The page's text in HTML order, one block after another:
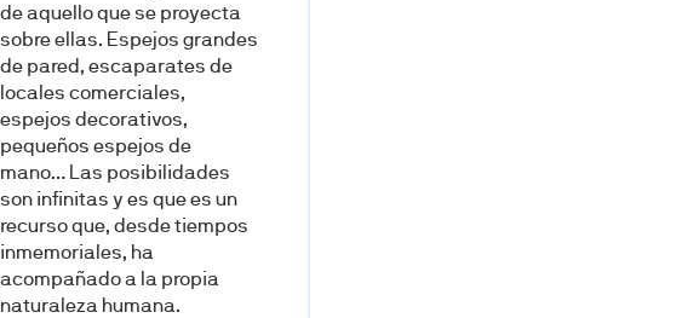
de aquello que se proyecta
sobre ellas. Espejos grandes
de pared, escaparates de
locales comerciales,
espejos decorativos,
pequeños espejos de
mano… Las posibilidades
son infinitas y es que es un
recurso que, desde tiempos
inmemoriales, ha
acompañado a la propia
naturaleza humana.